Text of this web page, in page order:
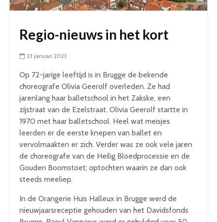
Regio-nieuws in het kort
23 januari 2023
Op 72-jarige leeftijd is in Brugge de bekende
choreografe Olivia Geerolf overleden. Ze had
jarenlang haar balletschool in het Zakske, een
zijstraat van de Ezelstraat. Olivia Geerolf startte in
1970 met haar balletschool. Heel wat meisjes
leerden er de eerste knepen van ballet en
vervolmaakten er zich. Verder was ze ook vele jaren
de choreografe van de Heilig Bloedprocessie en de
Gouden Boomstoet; optochten waarin ze dan ook
steeds meeliep.
In de Orangerie Huis Halleux in Brugge werd de
nieuwjaarsreceptie gehouden van het Davidsfonds